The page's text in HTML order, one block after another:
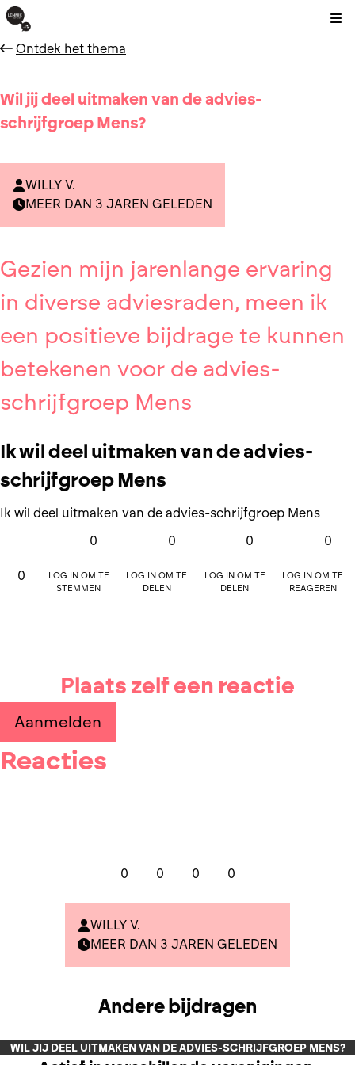
Ontdek het thema
Wil jij deel uitmaken van de advies-
schrijfgroep Mens?
WILLY V.
MEER DAN 3 JAREN GELEDEN
Gezien mijn jarenlange ervaring
in diverse adviesraden, meen ik
een positieve bijdrage te kunnen
betekenen voor de advies-
schrijfgroep Mens
Ik wil deel uitmaken van de advies-
schrijfgroep Mens
Ik wil deel uitmaken van de advies-schrijfgroep Mens
0
0
Log in om te
stemmen
0
Log in om te
delen
0
Log in om te
delen
0
Log in om te
reageren
Plaats zelf een reactie
Aanmelden
Reacties
0 0 0 0
WILLY V.
MEER DAN 3 JAREN GELEDEN
Andere bijdragen
WIL JIJ DEEL UITMAKEN VAN DE ADVIES-SCHRIJFGROEP MENS?